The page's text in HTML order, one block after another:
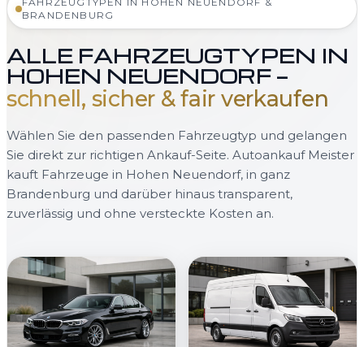
BRANDENBURG
ALLE FAHRZEUGTYPEN IN
HOHEN NEUENDORF —
schnell, sicher & fair verkaufen
Wählen Sie den passenden Fahrzeugtyp und gelangen
Sie direkt zur richtigen Ankauf-Seite. Autoankauf Meister
kauft Fahrzeuge in Hohen Neuendorf, in ganz
Brandenburg und darüber hinaus transparent,
zuverlässig und ohne versteckte Kosten an.